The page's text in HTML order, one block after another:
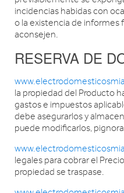
incidencias habidas con
o la existencia de informes
aconsejen.
RESERVA DE
la propiedad del Producto
gastos e impuestos
debe asegurarlos y
puede modificarlos,
legales para cobrar el
propiedad se traspase.